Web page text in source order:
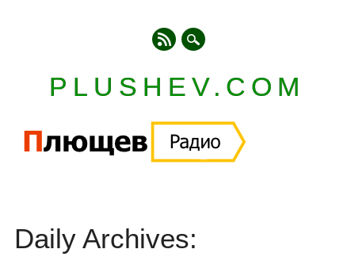
PLUSHEV.COM
content
Daily Archives: